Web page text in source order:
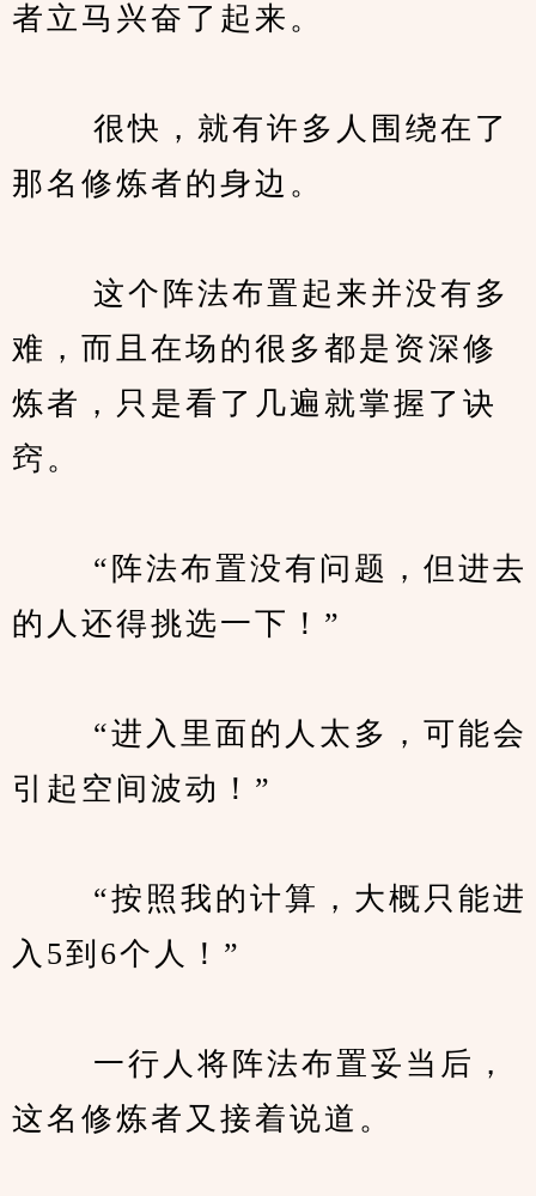
者立马兴奋了起来。
很快，就有许多人围绕在了
那名修炼者的身边。
这个阵法布置起来并没有多
难，而且在场的很多都是资深修
炼者，只是看了几遍就掌握了诀
窍。
“阵法布置没有问题，但进去
的人还得挑选一下！”
“进入里面的人太多，可能会
引起空间波动！”
“按照我的计算，大概只能进
入5到6个人！”
一行人将阵法布置妥当后，
这名修炼者又接着说道。